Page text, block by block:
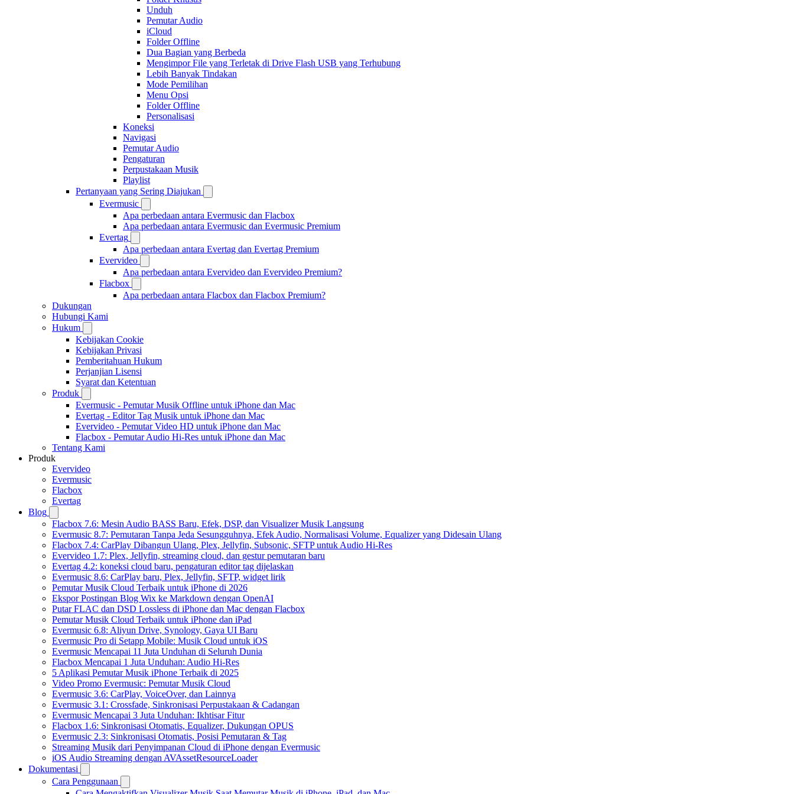
Unduh
Pemutar Audio
iCloud
Folder Offline
Dua Bagian yang Berbeda
Mengimpor File yang Terletak di Drive Flash USB yang Terhubung
Lebih Banyak Tindakan
Mode Pemilihan
Menu Opsi
Folder Offline
Personalisasi
Koneksi
Navigasi
Pemutar Audio
Pengaturan
Perpustakaan Musik
Playlist
Pertanyaan yang Sering Diajukan
Evermusic
Apa perbedaan antara Evermusic dan Flacbox
Apa perbedaan antara Evermusic dan Evermusic Premium
Evertag
Apa perbedaan antara Evertag dan Evertag Premium
Evervideo
Apa perbedaan antara Evervideo dan Evervideo Premium?
Flacbox
Apa perbedaan antara Flacbox dan Flacbox Premium?
Dukungan
Hubungi Kami
Hukum
Kebijakan Cookie
Kebijakan Privasi
Pemberitahuan Hukum
Perjanjian Lisensi
Syarat dan Ketentuan
Produk
Evermusic - Pemutar Musik Offline untuk iPhone dan Mac
Evertag - Editor Tag Musik untuk iPhone dan Mac
Evervideo - Pemutar Video HD untuk iPhone dan Mac
Flacbox - Pemutar Audio Hi-Res untuk iPhone dan Mac
Tentang Kami
Produk
Evervideo
Evermusic
Flacbox
Evertag
Blog
Flacbox 7.6: Mesin Audio BASS Baru, Efek, DSP, dan Visualizer Musik Langsung
Evermusic 8.7: Pemutaran Tanpa Jeda Sesungguhnya, Efek Audio, Normalisasi Volume, Equalizer yang Didesain Ulang
Flacbox 7.4: CarPlay Dibangun Ulang, Plex, Jellyfin, Subsonic, SFTP untuk Audio Hi-Res
Evervideo 1.7: Plex, Jellyfin, streaming cloud, dan gestur pemutaran baru
Evertag 4.2: koneksi cloud baru, pengaturan editor tag dijelaskan
Evermusic 8.6: CarPlay baru, Plex, Jellyfin, SFTP, widget lirik
Pemutar Musik Cloud Terbaik untuk iPhone di 2026
Ekspor Postingan Blog Wix ke Markdown dengan OpenAI
Putar FLAC dan DSD Lossless di iPhone dan Mac dengan Flacbox
Pemutar Musik Cloud Terbaik untuk iPhone dan iPad
Evermusic 6.8: Aliyun Drive, Synology, Gaya UI Baru
Evermusic Pro di Setapp Mobile: Musik Cloud untuk iOS
Evermusic Mencapai 11 Juta Unduhan di Seluruh Dunia
Flacbox Mencapai 1 Juta Unduhan: Audio Hi-Res
5 Aplikasi Pemutar Musik iPhone Terbaik di 2025
Video Promo Evermusic: Pemutar Musik Cloud
Evermusic 3.6: CarPlay, VoiceOver, dan Lainnya
Evermusic 3.1: Crossfade, Sinkronisasi Perpustakaan & Cadangan
Evermusic Mencapai 3 Juta Unduhan: Ikhtisar Fitur
Flacbox 1.6: Sinkronisasi Otomatis, Equalizer, Dukungan OPUS
Evermusic 2.3: Sinkronisasi Otomatis, Posisi Pemutaran & Tag
Streaming Musik dari Penyimpanan Cloud di iPhone dengan Evermusic
iOS Audio Streaming dengan AVAssetResourceLoader
Dokumentasi
Cara Penggunaan